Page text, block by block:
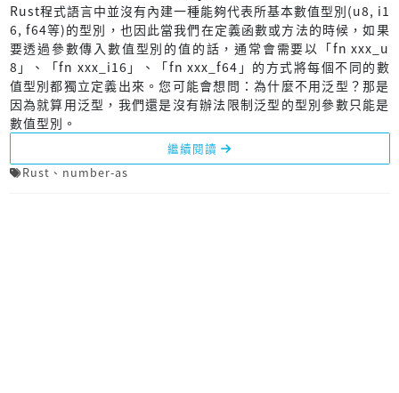
Rust程式語言中並沒有內建一種能夠代表所基本數值型別(u8, i1
6, f64等)的型別，也因此當我們在定義函數或方法的時候，如果
要透過參數傳入數值型別的值的話，通常會需要以「fn xxx_u
8」、「fn xxx_i16」、「fn xxx_f64」的方式將每個不同的數
值型別都獨立定義出來。您可能會想問：為什麼不用泛型？那是
因為就算用泛型，我們還是沒有辦法限制泛型的型別參數只能是
數值型別。
繼續閱讀
Rust 、 number-as